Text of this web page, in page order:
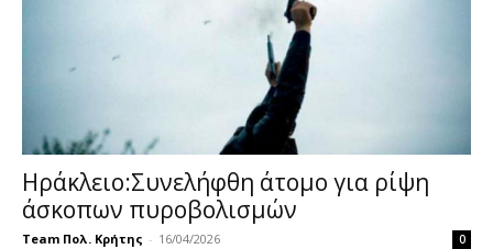
Ηράκλειο:Συνελήφθη άτομο για ρίψη
άσκοπων πυροβολισμών
Team Πολ. Κρήτης - 16/04/2026 0